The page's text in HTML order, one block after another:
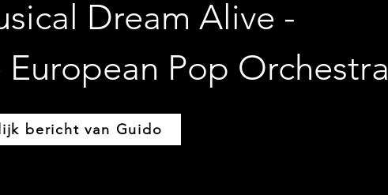
Dream Alive -
Pop Orchestra
bericht van Guido